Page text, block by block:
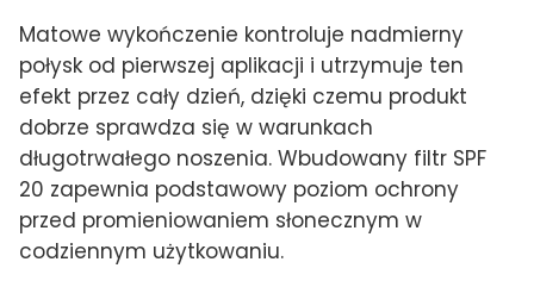
Matowe wykończenie kontroluje nadmierny
połysk od pierwszej aplikacji i utrzymuje ten
efekt przez cały dzień, dzięki czemu produkt
dobrze sprawdza się w warunkach
długotrwałego noszenia. Wbudowany filtr SPF
20 zapewnia podstawowy poziom ochrony
przed promieniowaniem słonecznym w
codziennym użytkowaniu.